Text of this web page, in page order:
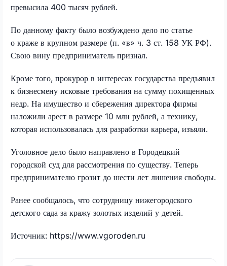
превысила 400 тысяч рублей.
По данному факту было возбуждено дело по статье
о краже в крупном размере (п. «в» ч. 3 ст. 158 УК РФ).
Свою вину предприниматель признал.
Кроме того, прокурор в интересах государства предъявил
к бизнесмену исковые требования на сумму похищенных
недр. На имущество и сбережения директора фирмы
наложили арест в размере 10 млн рублей, а технику,
которая использовалась для разработки карьера, изъяли.
Уголовное дело было направлено в Городецкий
городской суд для рассмотрения по существу. Теперь
предпринимателю грозит до шести лет лишения свободы.
Ранее сообщалось, что сотрудницу нижегородского
детского сада за кражу золотых изделий у детей.
Источник: https://www.vgoroden.ru